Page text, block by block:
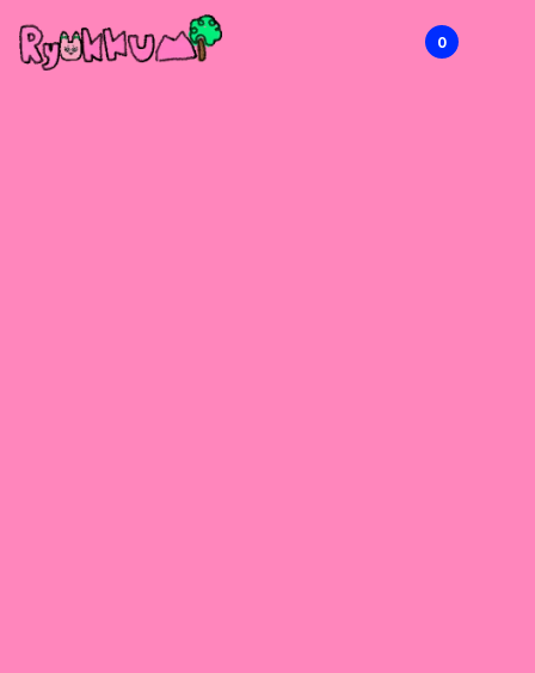
RYOKKUMi 0